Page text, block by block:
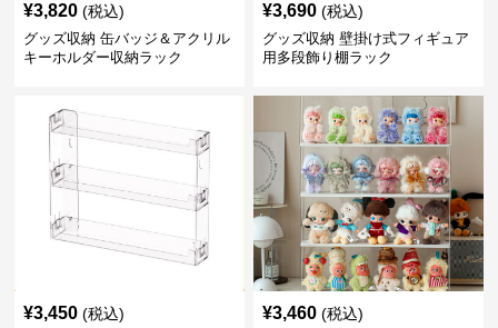
¥3,820 (税込)
グッズ収納 缶バッジ＆アクリル
キーホルダー収納ラック
¥3,690 (税込)
グッズ収納 壁掛け式フィギュア
用多段飾り棚ラック
¥3,450 (税込) ¥3,460 (税込)